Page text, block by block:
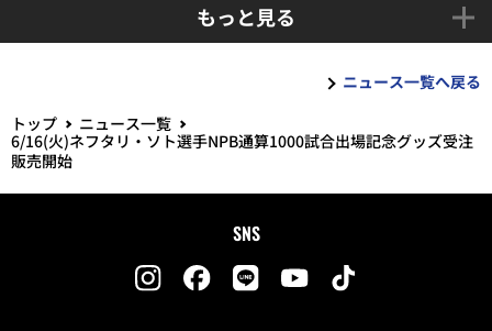
もっと見る
ニュース一覧へ戻る
トップ
ニュース一覧
6/16(火)ネフタリ・ソト選手NPB通算1000試合出場記念グッズ受注
販売開始
SNS